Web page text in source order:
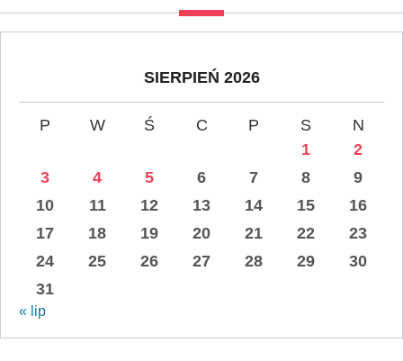
SIERPIEŃ 2026
P W Ś C P S
N
1
2
3
4 5 6 7 8
9
10
11 12 13 14 15
16
17
18 19 20 21 22
23
24
25 26 27 28 29
30
31
« lip